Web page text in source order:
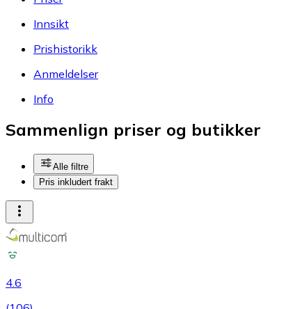
Innsikt
Prishistorikk
Anmeldelser
Info
Sammenlign priser og butikker
Alle filtre
Pris inkludert frakt
4.6